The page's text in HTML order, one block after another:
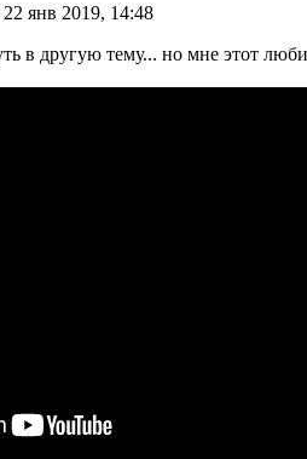
янв 2019, 14:48
в другую тему... но мне этот